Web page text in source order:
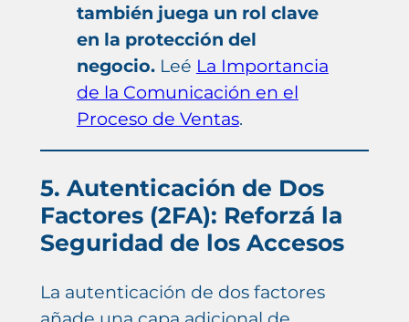
también juega un rol clave
en la protección del
negocio.Leé La Importancia
de la Comunicación en el
Proceso de Ventas.
5. Autenticación de Dos
Factores (2FA): Reforzá la
Seguridad de los Accesos
La autenticación de dos factores